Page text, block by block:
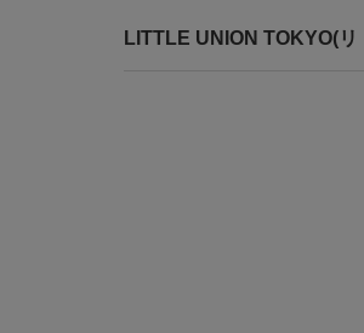
LITTLE UNION TOKYO(